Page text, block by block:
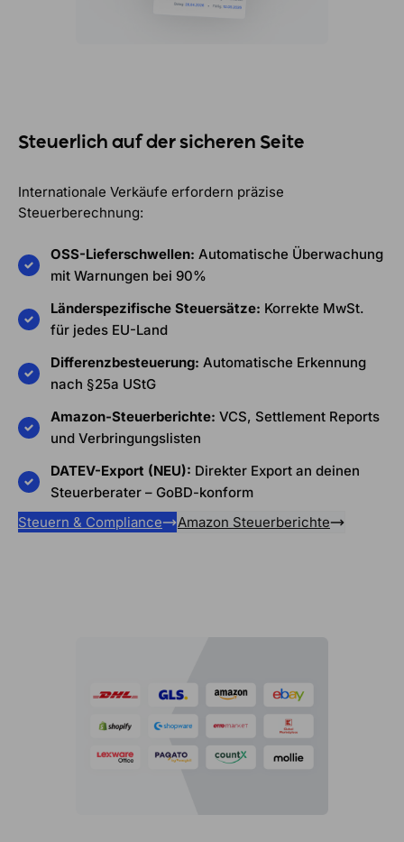
Steuerlich auf der sicheren Seite
Internationale Verkäufe erfordern präzise
Steuerberechnung:
OSS-Lieferschwellen: Automatische Überwachung
mit Warnungen bei 90%
Länderspezifische Steuersätze: Korrekte MwSt.
für jedes EU-Land
Differenzbesteuerung: Automatische Erkennung
nach §25a UStG
Amazon-Steuerberichte: VCS, Settlement Reports
und Verbringungslisten
DATEV-Export (NEU): Direkter Export an deinen
Steuerberater – GoBD-konform
Steuern & Compliance
Amazon Steuerberichte